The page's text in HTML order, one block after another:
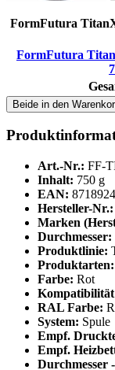
FormFutura
FormFutura
Beide in den
Art.-Nr.: FF-
Inhalt: 750 g
EAN:
Hersteller-Nr.:
Marken
Durchmesser:
Produktlinie:
Produktarten:
Farbe: Rot
RAL Farbe:
System: Spule
Empf.
Empf.
Durchmesser